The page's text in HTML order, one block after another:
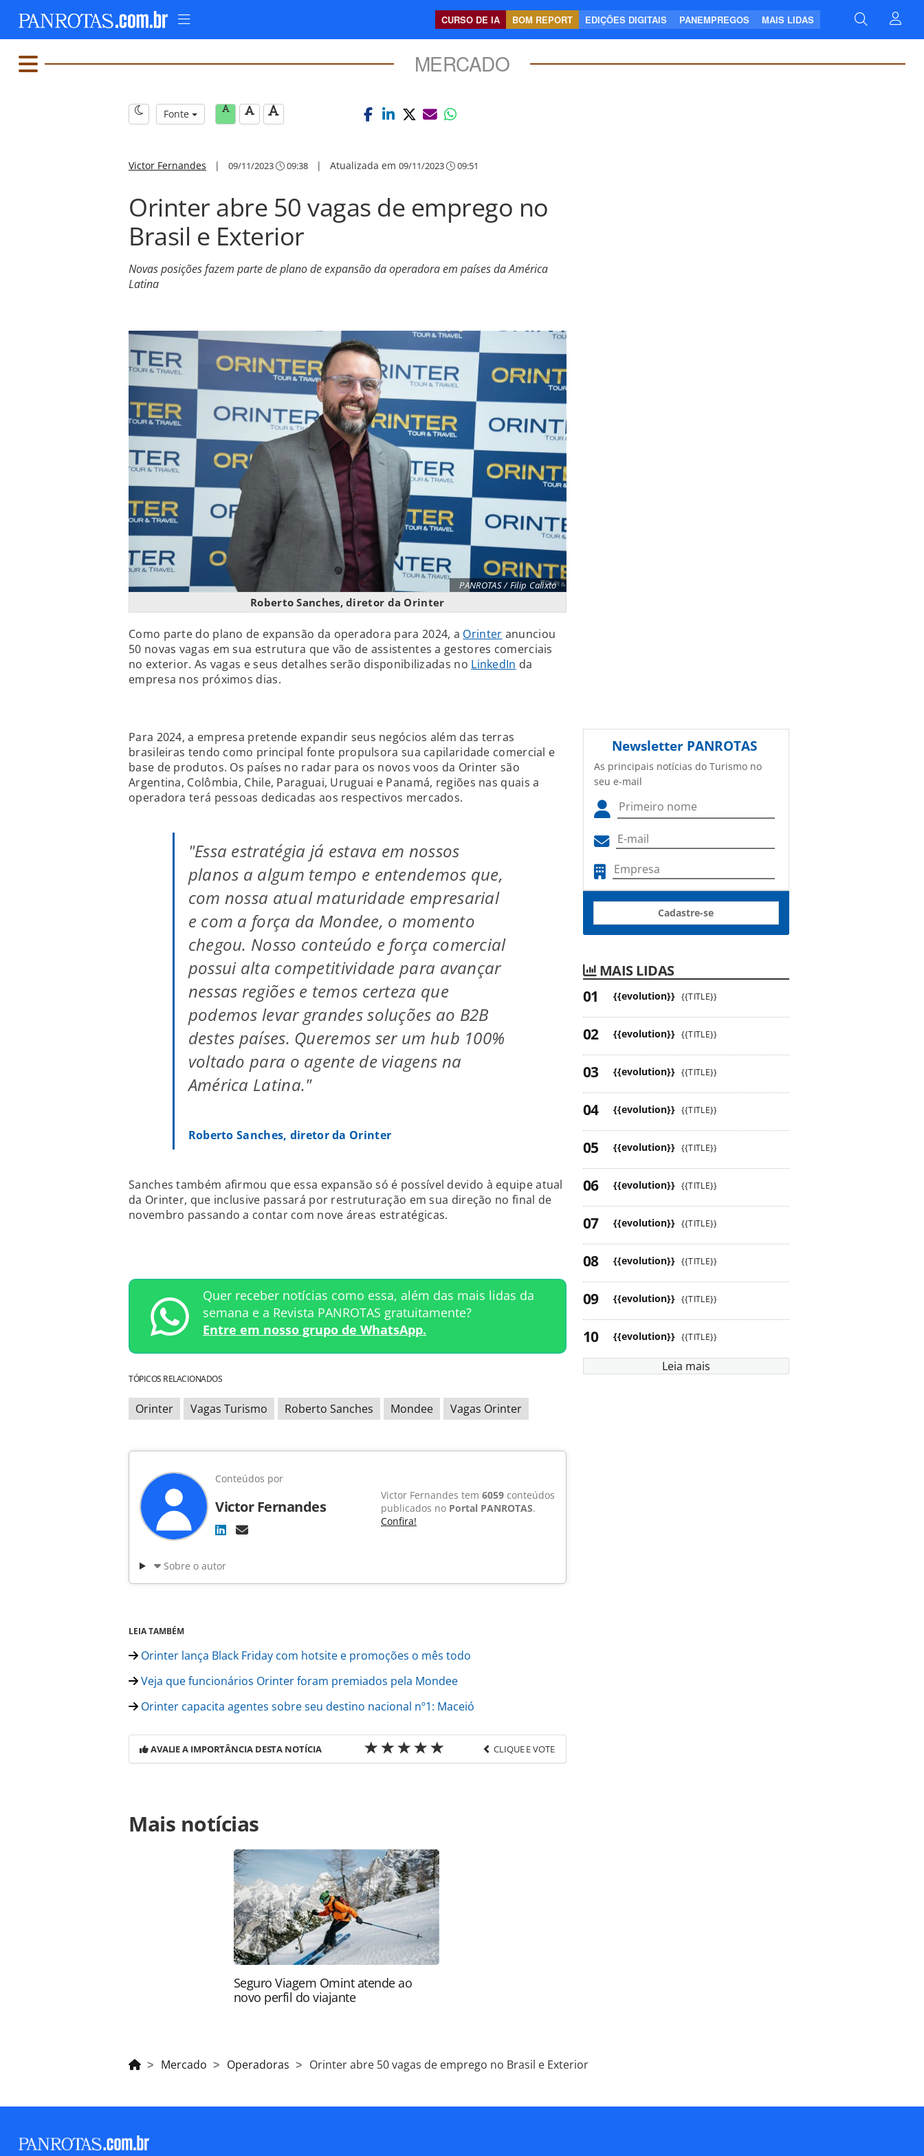
CURSO DE IA BOM REPORT EDIÇÕES DIGITAIS PANEMPREGOS MAIS LIDAS
MERCADO
Fonte
Victor Fernandes | 09/11/2023 09:38 | Atualizada em 09/11/2023 09:51
Orinter abre 50 vagas de emprego no
Brasil e Exterior
Novas posições fazem parte de plano de expansão da operadora em países da América
Latina
PANROTAS / Filip Calixto
Roberto Sanches, diretor da Orinter
Como parte do plano de expansão da operadora para 2024, a Orinter anunciou
50 novas vagas em sua estrutura que vão de assistentes a gestores comerciais
no exterior. As vagas e seus detalhes serão disponibilizadas no LinkedIn da
empresa nos próximos dias.
Para 2024, a empresa pretende expandir seus negócios além das terras
brasileiras tendo como principal fonte propulsora sua capilaridade comercial e
base de produtos. Os países no radar para os novos voos da Orinter são
Argentina, Colômbia, Chile, Paraguai, Uruguai e Panamá, regiões nas quais a
operadora terá pessoas dedicadas aos respectivos mercados.
"Essa estratégia já estava em nossos
planos a algum tempo e entendemos que,
com nossa atual maturidade empresarial
e com a força da Mondee, o momento
chegou. Nosso conteúdo e força comercial
possui alta competitividade para avançar
nessas regiões e temos certeza que
podemos levar grandes soluções ao B2B
destes países. Queremos ser um hub 100%
voltado para o agente de viagens na
América Latina."
Roberto Sanches, diretor da Orinter
Sanches também afirmou que essa expansão só é possível devido à equipe atual
da Orinter, que inclusive passará por restruturação em sua direção no final de
novembro passando a contar com nove áreas estratégicas.
Quer receber notícias como essa, além das mais lidas da
semana e a Revista PANROTAS gratuitamente?
Entre em nosso grupo de WhatsApp.
TÓPICOS RELACIONADOS
Orinter Vagas Turismo Roberto Sanches Mondee Vagas Orinter
Conteúdos por
Victor Fernandes
Victor Fernandes tem 6059 conteúdos
publicados no Portal PANROTAS.
Confira!
Sobre o autor
LEIA TAMBÉM
Orinter lança Black Friday com hotsite e promoções o mês todo
Veja que funcionários Orinter foram premiados pela Mondee
Orinter capacita agentes sobre seu destino nacional nº1: Maceió
AVALIE A IMPORTÂNCIA DESTA NOTÍCIA CLIQUE E VOTE
https://www.panrotas.com.br/mercado/operadoras/2023/11/orinter-abre-50-vagas-de-
emprego-no-brasil-e-exterior_201036.html ou as ferramentas oferecidas na página.
Todo o conteúdo produzido pela PANROTAS Editora é protegido pela legislação
brasileira sobre direito autoral. Não reproduza o conteúdo sem autorização da
PANROTAS Editora (copyright@panrotas.com.br).
Mais notícias
Seguro Viagem Omint atende ao
novo perfil do viajante
Newsletter PANROTAS
As principais notícias do Turismo no
seu e-mail
Cadastre-se
MAIS LIDAS
{{evolution}} {{TITLE}}
{{evolution}} {{TITLE}}
{{evolution}} {{TITLE}}
{{evolution}} {{TITLE}}
{{evolution}} {{TITLE}}
{{evolution}} {{TITLE}}
{{evolution}} {{TITLE}}
{{evolution}} {{TITLE}}
{{evolution}} {{TITLE}}
{{evolution}} {{TITLE}}
Leia mais
Mercado Operadoras Orinter abre 50 vagas de emprego no Brasil e Exterior